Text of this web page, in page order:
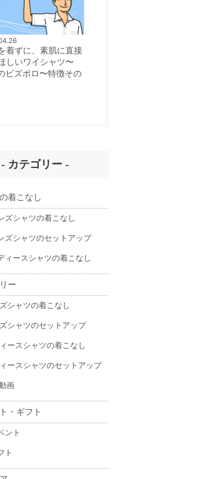
着ずに、素肌に直接
しいワイシャツ〜
ビズポロ〜特徴その
- カテゴリー -
着こなし
ズシャツの着こなし
ズシャツのセットアップ
ィースシャツの着こなし
ー
シャツの着こなし
シャツのセットアップ
ースシャツの着こなし
ースシャツのセットアップ
画
・ギフト
ント
ト